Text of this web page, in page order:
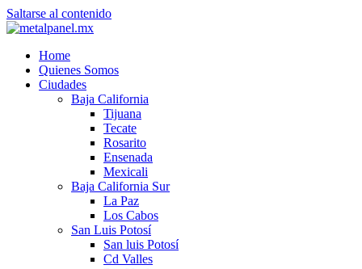
Saltarse al contenido
Home
Quienes Somos
Ciudades
Baja California
Tijuana
Tecate
Rosarito
Ensenada
Mexicali
Baja California Sur
La Paz
Los Cabos
San Luis Potosí
San luis Potosí
Cd Valles